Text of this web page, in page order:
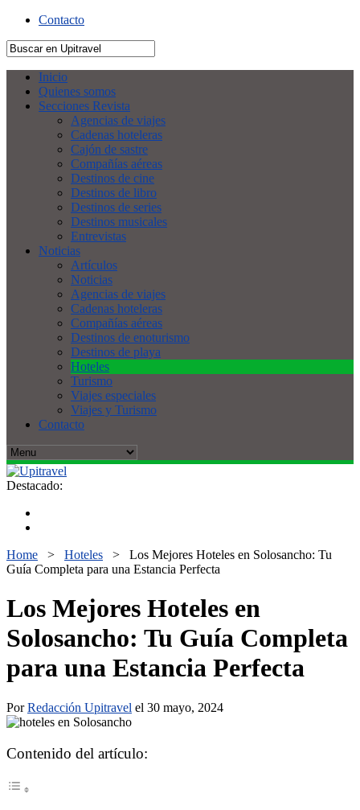
Contacto
Inicio
Quienes somos
Secciones Revista
Agencias de viajes
Cadenas hoteleras
Cajón de sastre
Compañías aéreas
Destinos de cine
Destinos de libro
Destinos de series
Destinos musicales
Entrevistas
Noticias
Artículos
Noticias
Agencias de viajes
Cadenas hoteleras
Compañías aéreas
Destinos de enoturismo
Destinos de playa
Hoteles
Turismo
Viajes especiales
Viajes y Turismo
Contacto
Destacado:
Home > Hoteles > Los Mejores Hoteles en Solosancho: Tu
Guía Completa para una Estancia Perfecta
Los Mejores Hoteles en
Solosancho: Tu Guía Completa
para una Estancia Perfecta
PorRedacción Upitravel el 30 mayo, 2024
Contenido del artículo: